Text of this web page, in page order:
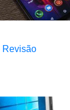
Revisão